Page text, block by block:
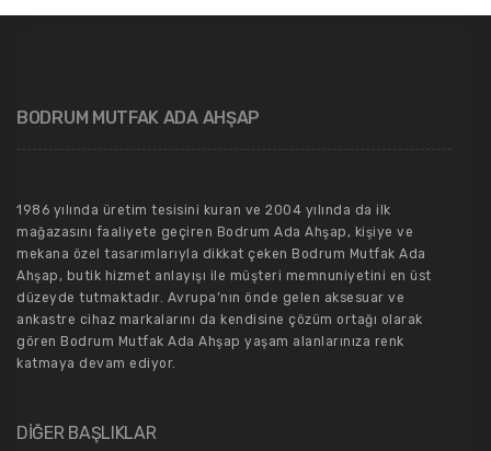
BODRUM MUTFAK ADA AHŞAP
1986 yılında üretim tesisini kuran ve 2004 yılında da ilk
mağazasını faaliyete geçiren Bodrum Ada Ahşap, kişiye ve
mekana özel tasarımlarıyla dikkat çeken Bodrum Mutfak Ada
Ahşap, butik hizmet anlayışı ile müşteri memnuniyetini en üst
düzeyde tutmaktadır. Avrupa’nın önde gelen aksesuar ve
ankastre cihaz markalarını da kendisine çözüm ortağı olarak
gören Bodrum Mutfak Ada Ahşap yaşam alanlarınıza renk
katmaya devam ediyor.
DİĞER BAŞLIKLAR